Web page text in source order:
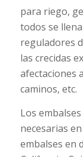
para riego,
todos se
reguladores
las crecidas
afectaciones
caminos, etc.
Los
necesarias
embalses en